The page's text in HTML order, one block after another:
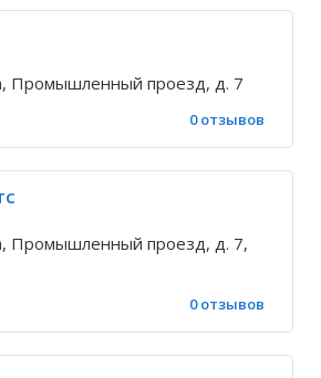
Промышленный проезд, д. 7
0 отзывов
Промышленный проезд, д. 7,
0 отзывов